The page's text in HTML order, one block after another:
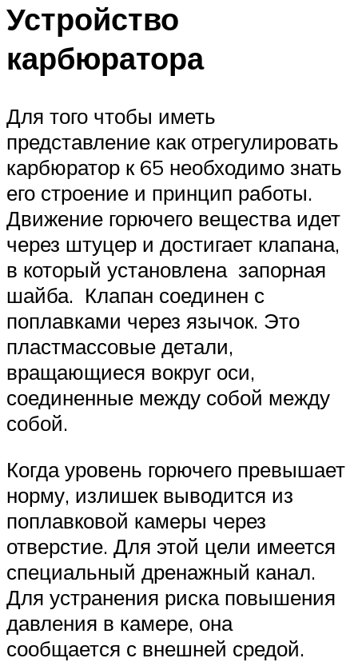
Устройство
карбюратора
Для того чтобы иметь
представление как отрегулировать
карбюратор к 65 необходимо знать
его строение и принцип работы.
Движение горючего вещества идет
через штуцер и достигает клапана,
в который установлена запорная
шайба. Клапан соединен с
поплавками через язычок. Это
пластмассовые детали,
вращающиеся вокруг оси,
соединенные между собой между
собой.
Когда уровень горючего превышает
норму, излишек выводится из
поплавковой камеры через
отверстие. Для этой цели имеется
специальный дренажный канал.
Для устранения риска повышения
давления в камере, она
сообщается с внешней средой.